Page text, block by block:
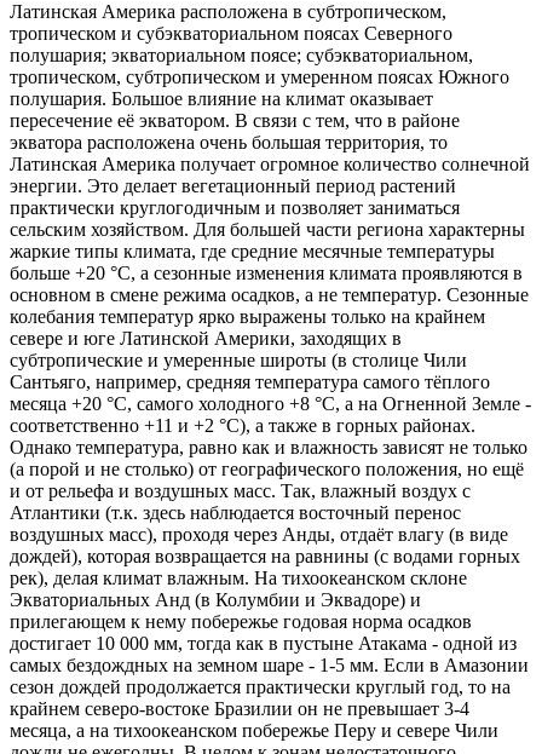
Латинская Америка расположена в субтропическом,
тропическом и субэкваториальном поясах Северного
полушария; экваториальном поясе; субэкваториальном,
тропическом, субтропическом и умеренном поясах Южного
полушария. Большое влияние на климат оказывает
пересечение её экватором. В связи с тем, что в районе
экватора расположена очень большая территория, то
Латинская Америка получает огромное количество солнечной
энергии. Это делает вегетационный период растений
практически круглогодичным и позволяет заниматься
сельским хозяйством. Для большей части региона характерны
жаркие типы климата, где средние месячные температуры
больше +20 °С, а сезонные изменения климата проявляются в
основном в смене режима осадков, а не температур. Сезонные
колебания температур ярко выражены только на крайнем
севере и юге Латинской Америки, заходящих в
субтропические и умеренные широты (в столице Чили
Сантьяго, например, средняя температура самого тёплого
месяца +20 °С, самого холодного +8 °С, а на Огненной Земле -
соответственно +11 и +2 °С), а также в горных районах.
Однако температура, равно как и влажность зависят не только
(а порой и не столько) от географического положения, но ещё
и от рельефа и воздушных масс. Так, влажный воздух с
Атлантики (т.к. здесь наблюдается восточный перенос
воздушных масс), проходя через Анды, отдаёт влагу (в виде
дождей), которая возвращается на равнины (с водами горных
рек), делая климат влажным. На тихоокеанском склоне
Экваториальных Анд (в Колумбии и Эквадоре) и
прилегающем к нему побережье годовая норма осадков
достигает 10 000 мм, тогда как в пустыне Атакама - одной из
самых бездождных на земном шаре - 1-5 мм. Если в Амазонии
сезон дождей продолжается практически круглый год, то на
крайнем северо-востоке Бразилии он не превышает 3-4
месяца, а на тихоокеанском побережье Перу и севере Чили